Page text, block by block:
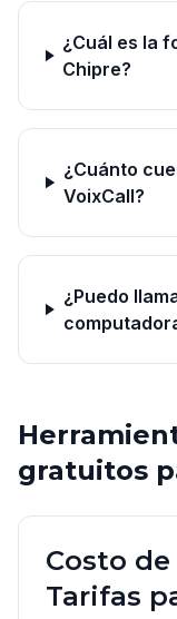
¿Cuál es la
Chipre?
¿Cuánto
VoixCall?
¿Puedo
gratuitos
Costo
Tarifas